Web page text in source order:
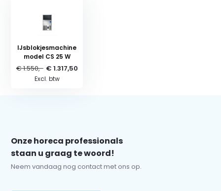
IJsblokjesmachine
model CS 25 W
€ 1.550,- € 1.317,50
Excl. btw
Onze horeca professionals
staan u graag te woord!
Neem vandaag nog contact met ons op.